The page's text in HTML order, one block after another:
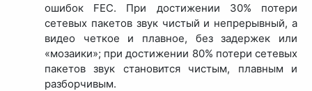
ошибок FEC. При достижении 30% потери
сетевых пакетов звук чистый и непрерывный, а
видео четкое и плавное, без задержек или
«мозаики»; при достижении 80% потери сетевых
пакетов звук становится чистым, плавным и
разборчивым.